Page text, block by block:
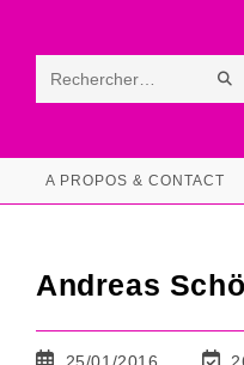
contentRechercher
ce
A PROPOS & CONTACT
Andreas
Publication